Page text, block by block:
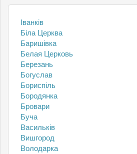
Іванків
Біла Церква
Баришівка
Белая Церковь
Березань
Богуслав
Бориспіль
Бородянка
Бровари
Буча
Васильків
Вишгород
Володарка